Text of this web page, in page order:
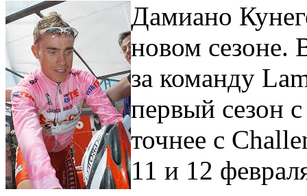
Дамиано
новом сезоне.
за команду
первый сезон
точнее с
11 и 12